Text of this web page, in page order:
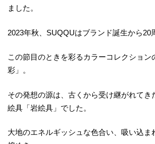
ました。
2023年秋、SUQQUはブランド誕生から20
この節目のときを彩るカラーコレクション
彩」。
その発想の源は、古くから受け継がれてき
絵具「岩絵具」でした。
大地のエネルギッシュな色合い、吸い込ま